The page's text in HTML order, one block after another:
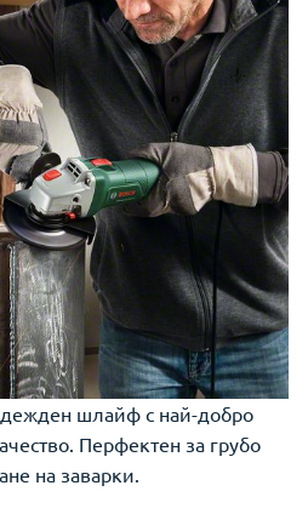
шлайф с най-добро
Перфектен за грубо
на заварки.